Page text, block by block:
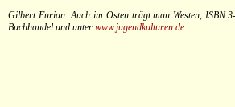
Gilbert Furian: Auch im Osten trägt man Westen, ISBN
Buchhandel und unter www.jugendkulturen.de